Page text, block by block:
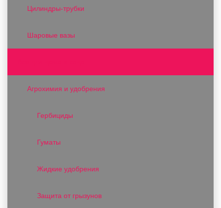
Цилиндры-трубки
Шаровые вазы
Агрохимия и удобрения
Гербициды
Гуматы
Жидкие удобрения
Защита от грызунов